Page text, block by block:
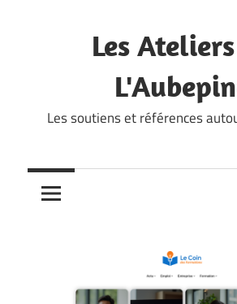
Les
Les soutiens et références